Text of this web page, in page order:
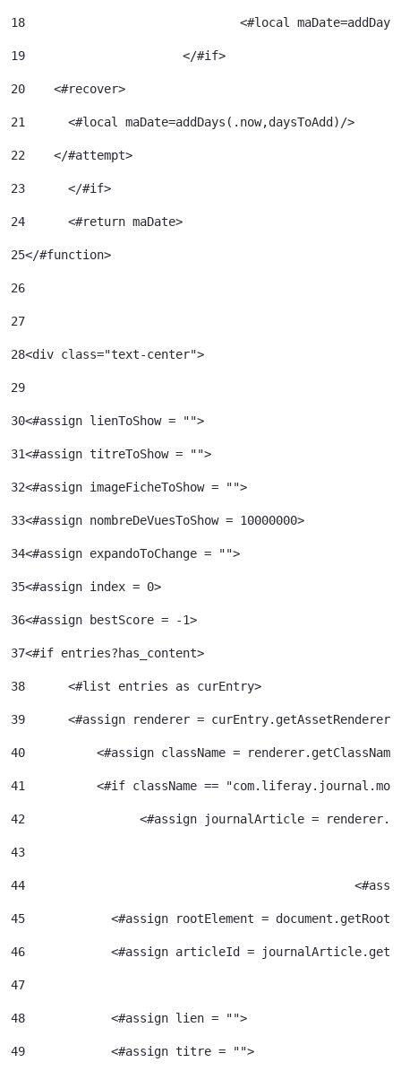
18
<#local
19
			</#if>
20
    <#recover>
21
      <#local maDate=addDays(.now,daysToAdd)/>
22
    </#attempt>
23
	</#if>
24
	<#return maDate>
25</#function>
26
27
28<div class="text-center">
29
30<#assign lienToShow = "">
31<#assign titreToShow = "">
32
33
34<#assign expandoToChange = "">
35
36<#assign bestScore = -1>
37<#if entries?has_content>
38
	<#list entries as curEntry>
39
<#assign renderer =
40
<#assign className =
41
<#if className ==
42
<#assign journalArticle =
43
44
45
<#assign rootElement =
46
<#assign articleId =
47
48
            <#assign lien = "">
49
            <#assign titre = "">